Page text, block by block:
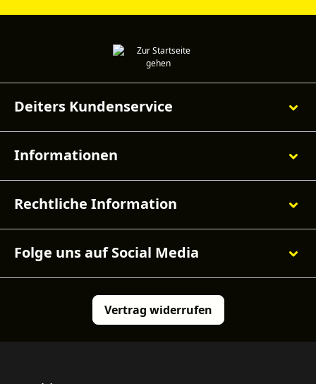
Deiters Kundenservice
Informationen
Rechtliche Information
Folge uns auf Social Media
Vertrag widerrufen